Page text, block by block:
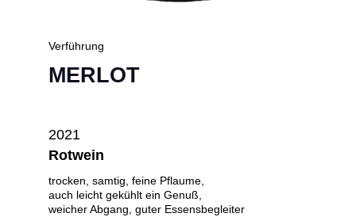
Verführung
MERLOT
2021
Rotwein
trocken, samtig, feine Pflaume,
auch leicht gekühlt ein Genuß,
weicher Abgang, guter Essensbegleiter